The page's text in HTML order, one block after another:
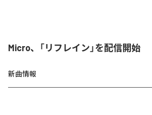
Micro、「リフレイン」を配信開始
新曲情報